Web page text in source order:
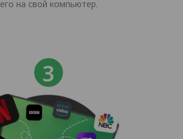
его на свой компьютер.